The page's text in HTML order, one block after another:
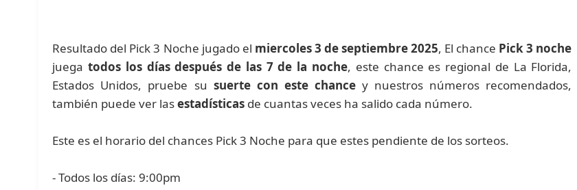
Resultado del Pick 3 Noche jugado el miercoles 3 de septiembre 2025, El chance Pick 3 noche
juega todos los días después de las 7 de la noche, este chance es regional de La Florida,
Estados Unidos, pruebe su suerte con este chancey nuestros números recomendados,
también puede ver lasestadísticas de cuantas veces ha salido cada número.
Este es el horario del chances Pick 3 Noche para que estes pendiente de los sorteos.
- Todos los días: 9:00pm